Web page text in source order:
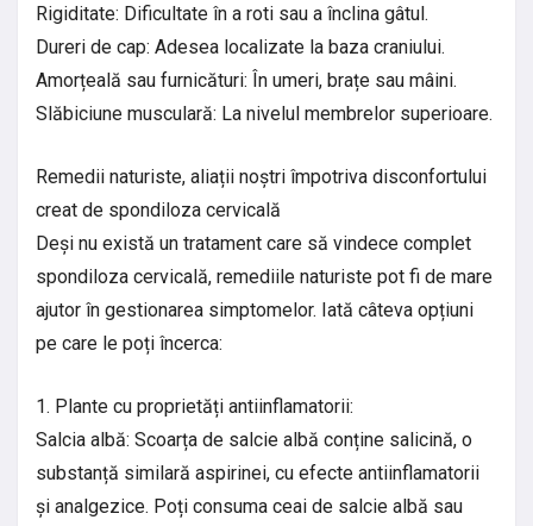
Rigiditate: Dificultate în a roti sau a înclina gâtul.
Dureri de cap: Adesea localizate la baza craniului.
Amorțeală sau furnicături: În umeri, brațe sau mâini.
Slăbiciune musculară: La nivelul membrelor superioare.
Remedii naturiste, aliații noștri împotriva disconfortului
creat de spondiloza cervicală
Deși nu există un tratament care să vindece complet
spondiloza cervicală, remediile naturiste pot fi de mare
ajutor în gestionarea simptomelor. Iată câteva opțiuni
pe care le poți încerca:
1. Plante cu proprietăți antiinflamatorii:
Salcia albă: Scoarța de salcie albă conține salicină, o
substanță similară aspirinei, cu efecte antiinflamatorii
și analgezice. Poți consuma ceai de salcie albă sau